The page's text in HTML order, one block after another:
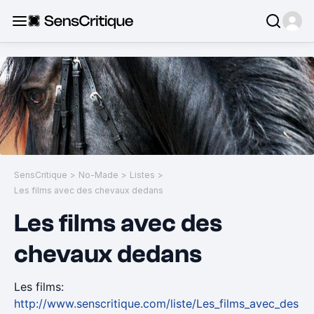
SensCritique > No-Made > Listes >
Les films avec des chevaux dedans
Les films avec des
chevaux dedans
Les films:
http://www.senscritique.com/liste/Les_films_avec_des